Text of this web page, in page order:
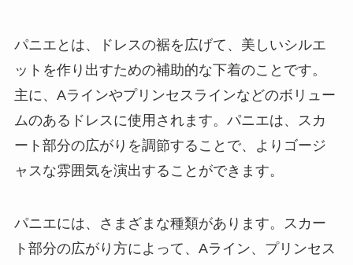
パニエとは、ドレスの裾を広げて、美しいシルエ
ットを作り出すための補助的な下着のことです。
主に、Aラインやプリンセスラインなどのボリュー
ムのあるドレスに使用されます。パニエは、スカ
ート部分の広がりを調節することで、よりゴージ
ャスな雰囲気を演出することができます。
パニエには、さまざまな種類があります。スカー
ト部分の広がり方によって、Aライン、プリンセス